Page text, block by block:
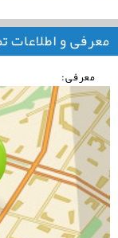
معرفی و اطلاعات
معرفی: